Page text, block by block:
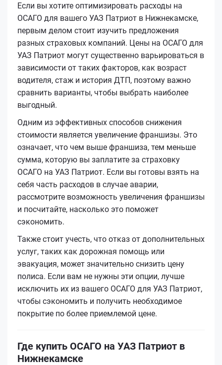
Если вы хотите оптимизировать расходы на
ОСАГО для вашего УАЗ Патриот в Нижнекамске,
первым делом стоит изучить предложения
разных страховых компаний. Цены на ОСАГО для
УАЗ Патриот могут существенно варьироваться в
зависимости от таких факторов, как возраст
водителя, стаж и история ДТП, поэтому важно
сравнить варианты, чтобы выбрать наиболее
выгодный.
Одним из эффективных способов снижения
стоимости является увеличение франшизы. Это
означает, что чем выше франшиза, тем меньше
сумма, которую вы заплатите за страховку
ОСАГО на УАЗ Патриот. Если вы готовы взять на
себя часть расходов в случае аварии,
рассмотрите возможность увеличения франшизы
и посчитайте, насколько это поможет
сэкономить.
Также стоит учесть, что отказ от дополнительных
услуг, таких как дорожная помощь или
эвакуация, может значительно снизить цену
полиса. Если вам не нужны эти опции, лучше
исключить их из вашего ОСАГО для УАЗ Патриот,
чтобы сэкономить и получить необходимое
покрытие по более приемлемой цене.
Где купить ОСАГО на УАЗ Патриот в
Нижнекамске